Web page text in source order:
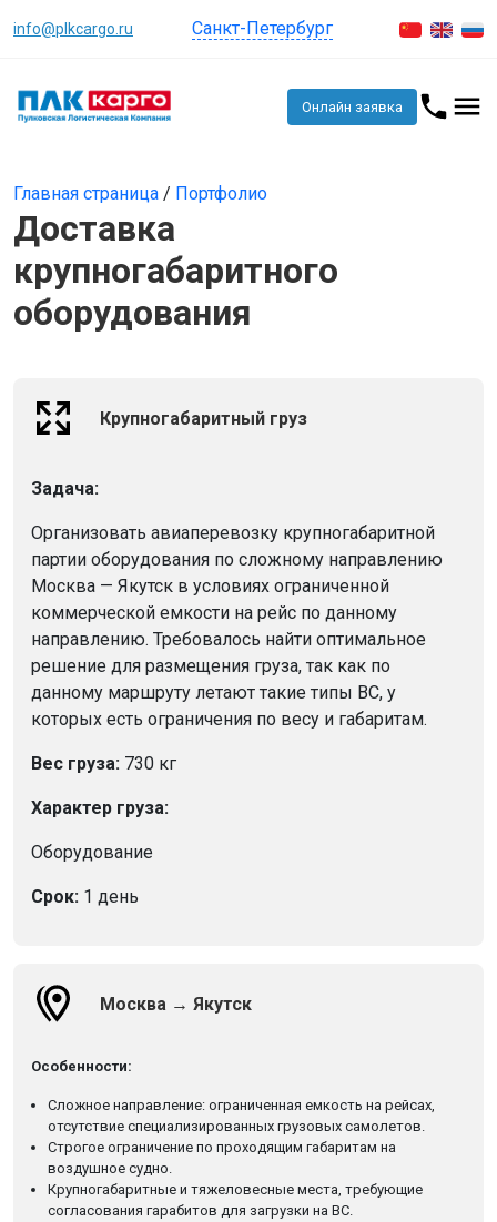
info@plkcargo.ru Санкт-Петербург
Онлайн заявка
Главная страница / Портфолио
Доставка
крупногабаритного
оборудования
Крупногабаритный груз
Задача:
Организовать авиаперевозку крупногабаритной
партии оборудования по сложному направлению
Москва — Якутск в условиях ограниченной
коммерческой емкости на рейс по данному
направлению. Требовалось найти оптимальное
решение для размещения груза, так как по
данному маршруту летают такие типы ВС, у
которых есть ограничения по весу и габаритам.
Вес груза: 730 кг
Характер груза:
Оборудование
Срок: 1 день
Москва → Якутск
Особенности:
Сложное направление: ограниченная емкость на рейсах,
отсутствие специализированных грузовых самолетов.
Строгое ограничение по проходящим габаритам на
воздушное судно.
Крупногабаритные и тяжеловесные места, требующие
согласования гарабитов для загрузки на ВС.